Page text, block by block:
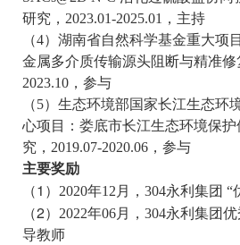
研究， 2023.01-2025.01 ，主持
（4）湖南省自然科学基金重大项目
金属多介质传输源头阻断与精准修
2023.10 ，参与
（5）生态环境部国家长江生态环
心项目：娄底市长江生态环境保
究， 2019.07-2020.06 ，参与
主要奖励
（1 ） 2020年12 月，304永利集团 “
（2） 2022年06月，304永利集团
导教师